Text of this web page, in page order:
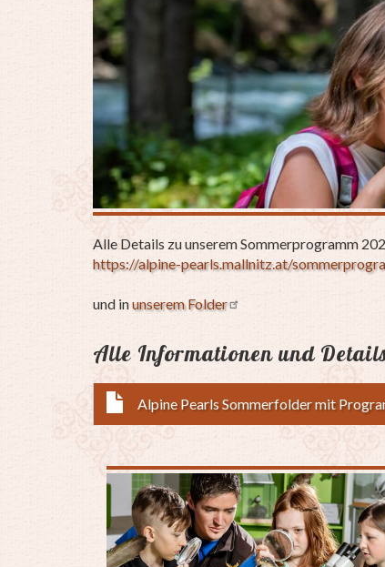
Alle Details zu unserem Sommerprogramm
https://alpine-pearls.mallnitz.at/
und inunserem Folder
Alle Informationen und
Alpine Pearls Sommerfolder mit